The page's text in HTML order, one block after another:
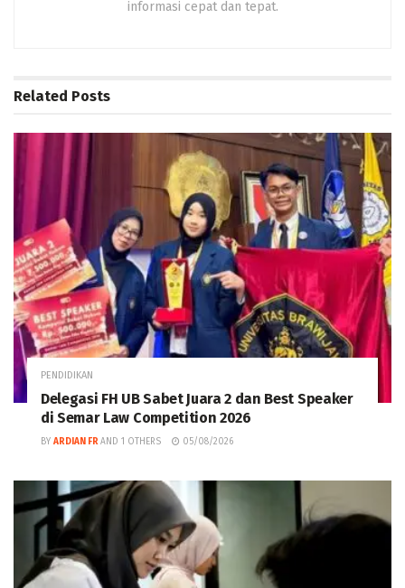
informasi cepat dan tepat.
Related Posts
PENDIDIKAN
Delegasi FH UB Sabet Juara 2 dan Best Speaker
di Semar Law Competition 2026
BY ARDIAN FR AND 1 OTHERS 05/08/2026